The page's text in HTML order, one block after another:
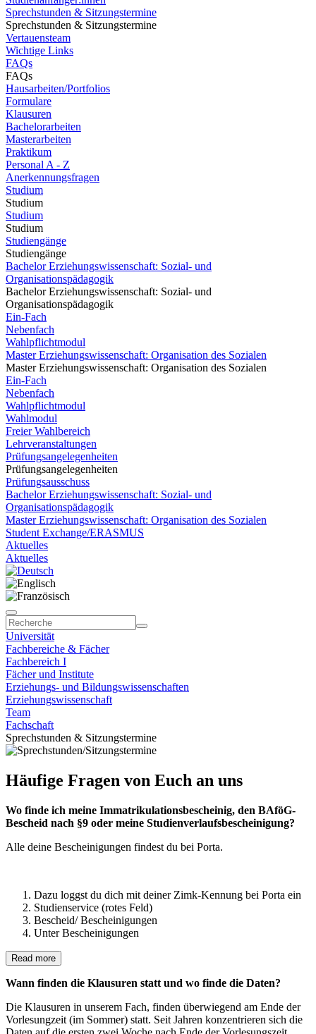
Sprechstunden & Sitzungstermine
Sprechstunden & Sitzungstermine
Vertauensteam
Wichtige Links
FAQs
FAQs
Hausarbeiten/Portfolios
Formulare
Klausuren
Bachelorarbeiten
Masterarbeiten
Praktikum
Personal A - Z
Anerkennungsfragen
Studium
Studium
Studium
Studium
Studiengänge
Studiengänge
Bachelor Erziehungswissenschaft: Sozial- und
Organisationspädagogik
Bachelor Erziehungswissenschaft: Sozial- und
Organisationspädagogik
Ein-Fach
Nebenfach
Wahlpflichtmodul
Master Erziehungswissenschaft: Organisation des Sozialen
Master Erziehungswissenschaft: Organisation des Sozialen
Ein-Fach
Nebenfach
Wahlpflichtmodul
Wahlmodul
Freier Wahlbereich
Lehrveranstaltungen
Prüfungsangelegenheiten
Prüfungsangelegenheiten
Prüfungsausschuss
Bachelor Erziehungswissenschaft: Sozial- und
Organisationspädagogik
Master Erziehungswissenschaft: Organisation des Sozialen
Student Exchange/ERASMUS
Aktuelles
Aktuelles
Universität
Fachbereiche & Fächer
Fachbereich I
Fächer und Institute
Erziehungs- und Bildungswissenschaften
Erziehungswissenschaft
Team
Fachschaft
Sprechstunden & Sitzungstermine
Häufige Fragen von Euch an uns
Wo finde ich meine Immatrikulationsbescheinig, den BAföG-
Bescheid nach §9 oder meine Studienverlaufsbescheinigung?
Alle deine Bescheinigungen findest du bei Porta.
Dazu loggst du dich mit deiner Zimk-Kennung bei Porta ein
Studienservice (rotes Feld)
Bescheid/ Bescheinigungen
Unter Bescheinigungen
Read more
Wann finden die Klausuren statt und wo finde die Daten?
Die Klausuren in unserem Fach, finden überwiegend am Ende der
Vorlesungzeit (im Sommer) statt. Seit Jahren konzentrieren sich die